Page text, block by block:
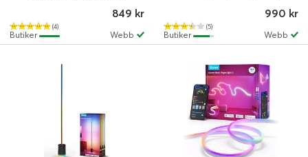
(4)
849 kr
Webb
Butiker
(5)
990 kr
Webb
Butiker